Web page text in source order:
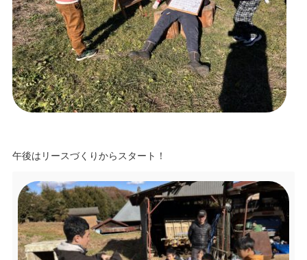
午後はリースづくりからスタート！